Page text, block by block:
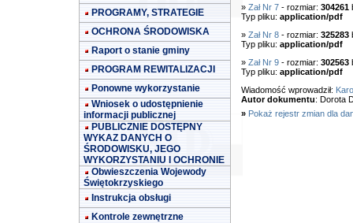
PROGRAMY, STRATEGIE
OCHRONA ŚRODOWISKA
Raport o stanie gminy
PROGRAM REWITALIZACJI
Ponowne wykorzystanie
Wniosek o udostępnienie
informacji publicznej
PUBLICZNIE DOSTĘPNY
WYKAZ DANYCH O
ŚRODOWISKU, JEGO
WYKORZYSTANIU I OCHRONIE
Obwieszczenia Wojewody
Świętokrzyskiego
Instrukcja obsługi
Kontrole zewnętrzne
» Zał Nr 7- rozmiar: 304261
Typ pliku: application/pdf
» Zał Nr 8- rozmiar: 325283
Typ pliku: application/pdf
» Zał Nr 9- rozmiar: 302563
Typ pliku: application/pdf
Wiadomość wprowadził:
Autor dokumentu: Dorota
» Pokaż rejestr zmian dla